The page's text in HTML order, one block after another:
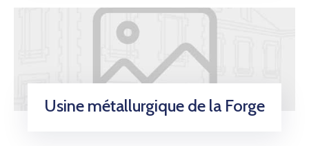
Usine métallurgique de la Forge